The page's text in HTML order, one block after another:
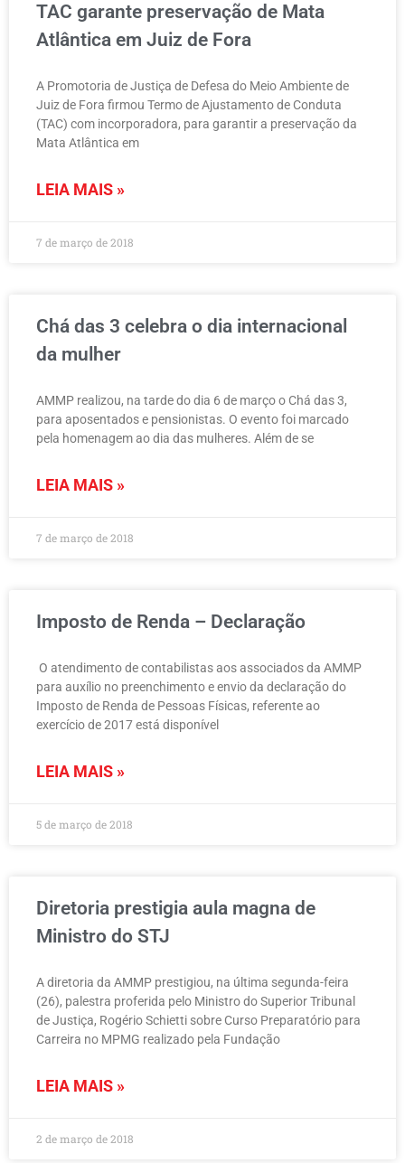
TAC garante preservação de Mata
Atlântica em Juiz de Fora
A Promotoria de Justiça de Defesa do Meio Ambiente de
Juiz de Fora firmou Termo de Ajustamento de Conduta
(TAC) com incorporadora, para garantir a preservação da
Mata Atlântica em
LEIA MAIS »
7 de março de 2018
Chá das 3 celebra o dia internacional
da mulher
AMMP realizou, na tarde do dia 6 de março o Chá das 3,
para aposentados e pensionistas. O evento foi marcado
pela homenagem ao dia das mulheres. Além de se
LEIA MAIS »
7 de março de 2018
Imposto de Renda – Declaração
O atendimento de contabilistas aos associados da AMMP
para auxílio no preenchimento e envio da declaração do
Imposto de Renda de Pessoas Físicas, referente ao
exercício de 2017 está disponível
LEIA MAIS »
5 de março de 2018
Diretoria prestigia aula magna de
Ministro do STJ
A diretoria da AMMP prestigiou, na última segunda-feira
(26), palestra proferida pelo Ministro do Superior Tribunal
de Justiça, Rogério Schietti sobre Curso Preparatório para
Carreira no MPMG realizado pela Fundação
LEIA MAIS »
2 de março de 2018
á
g
n
a
á
g
n
a
á
g
n
a
á
g
i
n
a
á
g
n
a
á
n
a
a